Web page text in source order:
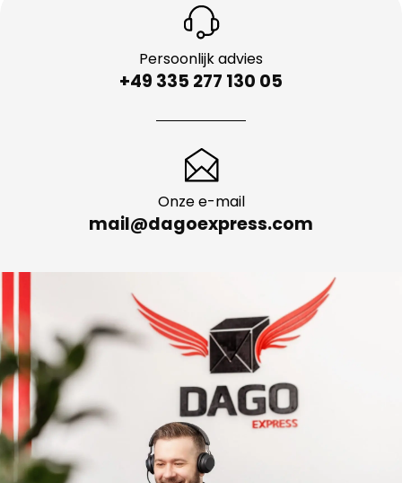
Persoonlijk advies
+49 335 277 130 05
Onze e-mail
mail@dagoexpress.com